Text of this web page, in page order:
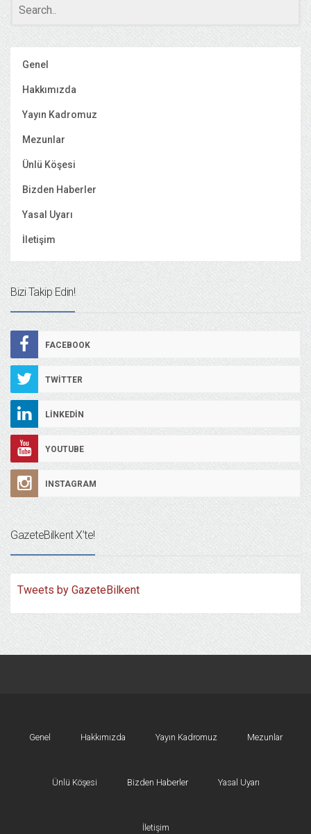
Genel
Hakkımızda
Yayın Kadromuz
Mezunlar
Ünlü Köşesi
Bizden Haberler
Yasal Uyarı
İletişim
Bizi Takip Edin!
FACEBOOK
TWITTER
LINKEDIN
YOUTUBE
INSTAGRAM
GazeteBilkent X’te!
Tweets by GazeteBilkent
Genel Hakkımızda Yayın Kadromuz Mezunlar
Ünlü Köşesi Bizden Haberler Yasal Uyarı
İletişim